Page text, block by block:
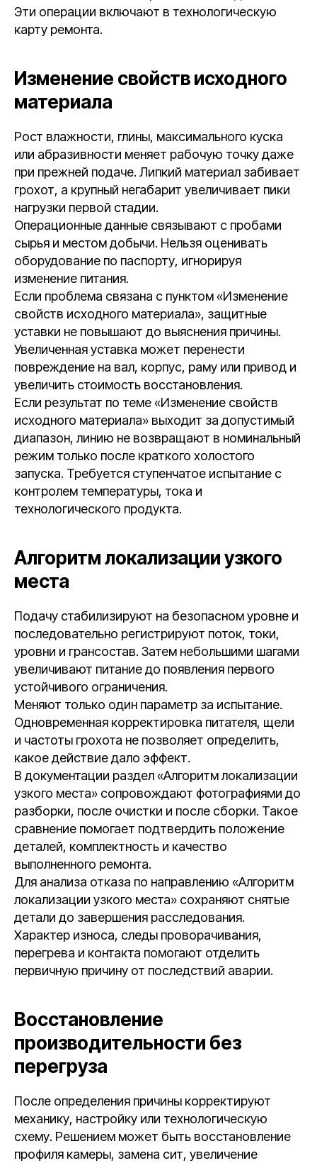
Эти операции включают в технологическую
карту ремонта.
Изменение свойств исходного
материала
Рост влажности, глины, максимального куска
или абразивности меняет рабочую точку даже
при прежней подаче. Липкий материал забивает
грохот, а крупный негабарит увеличивает пики
нагрузки первой стадии.
Операционные данные связывают с пробами
сырья и местом добычи. Нельзя оценивать
оборудование по паспорту, игнорируя
изменение питания.
Если проблема связана с пунктом «Изменение
свойств исходного материала», защитные
уставки не повышают до выяснения причины.
Увеличенная уставка может перенести
повреждение на вал, корпус, раму или привод и
увеличить стоимость восстановления.
Если результат по теме «Изменение свойств
исходного материала» выходит за допустимый
диапазон, линию не возвращают в номинальный
режим только после краткого холостого
запуска. Требуется ступенчатое испытание с
контролем температуры, тока и
технологического продукта.
Алгоритм локализации узкого
места
Подачу стабилизируют на безопасном уровне и
последовательно регистрируют поток, токи,
уровни и грансостав. Затем небольшими шагами
увеличивают питание до появления первого
устойчивого ограничения.
Меняют только один параметр за испытание.
Одновременная корректировка питателя, щели
и частоты грохота не позволяет определить,
какое действие дало эффект.
В документации раздел «Алгоритм локализации
узкого места» сопровождают фотографиями до
разборки, после очистки и после сборки. Такое
сравнение помогает подтвердить положение
деталей, комплектность и качество
выполненного ремонта.
Для анализа отказа по направлению «Алгоритм
локализации узкого места» сохраняют снятые
детали до завершения расследования.
Характер износа, следы проворачивания,
перегрева и контакта помогают отделить
первичную причину от последствий аварии.
Восстановление
производительности без
перегруза
После определения причины корректируют
механику, настройку или технологическую
схему. Решением может быть восстановление
профиля камеры, замена сит, увеличение